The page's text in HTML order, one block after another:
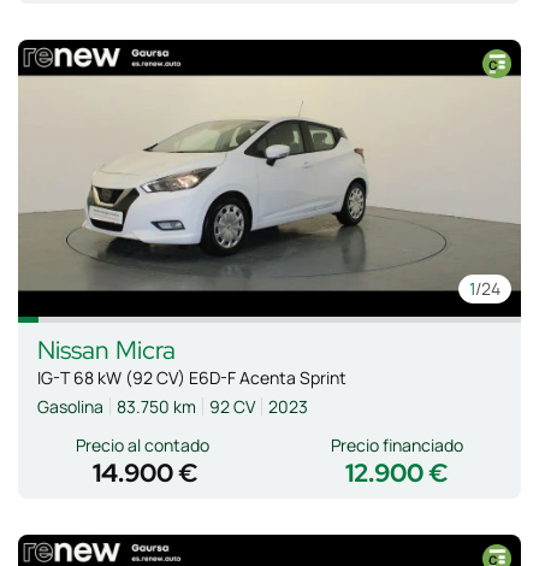
1/24
Nissan Micra
IG-T 68 kW (92 CV) E6D-F Acenta Sprint
Gasolina
83.750 km 92 CV 2023
Precio al contado
14.900 € 12.900 €
Precio financiado